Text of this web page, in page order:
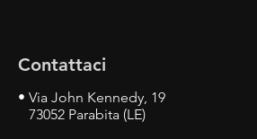
Contattaci
• Via John Kennedy, 19
73052 Parabita (LE)